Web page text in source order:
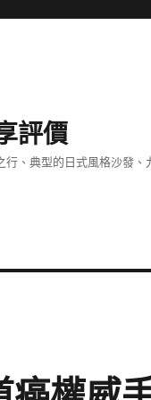
評價
、典型的日式風格沙發